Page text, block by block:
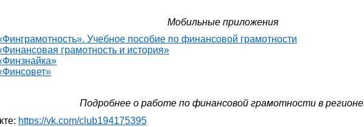
Мобильные приложения
Учебное пособие по финансовой грамотности
Финансовая грамотность и история»
Финзнайка»
Подробнее о работе по финансовой грамотности в
https://vk.com/club194175395